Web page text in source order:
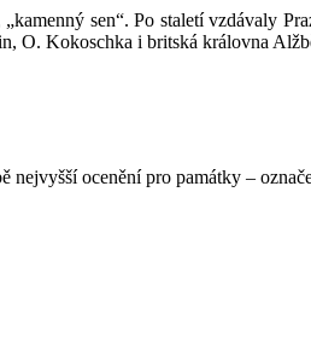
sen“. Po staletí vzdávaly
O. Kokoschka i britská královna
nejvyšší ocenění pro památky –